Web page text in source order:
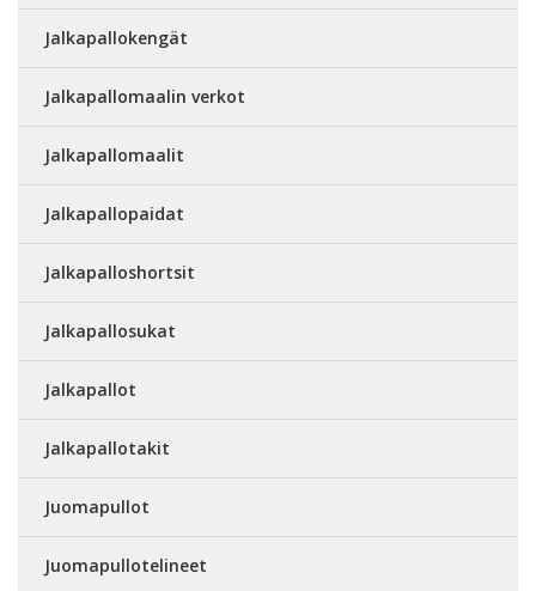
Jalkapallokengät
Jalkapallomaalin verkot
Jalkapallomaalit
Jalkapallopaidat
Jalkapalloshortsit
Jalkapallosukat
Jalkapallot
Jalkapallotakit
Juomapullot
Juomapullotelineet